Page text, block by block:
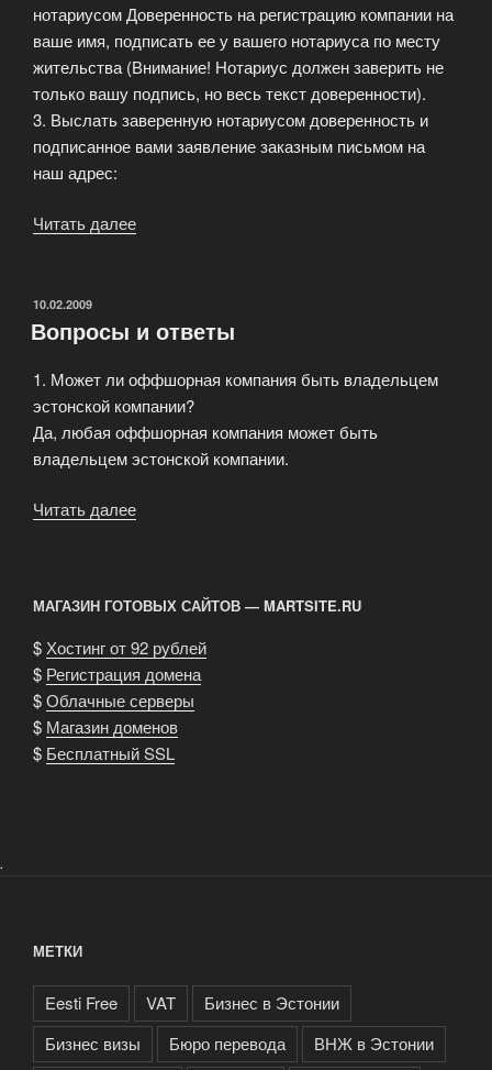
нотариусом Доверенность на регистрацию компании на
ваше имя, подписать ее у вашего нотариуса по месту
жительства (Внимание! Нотариус должен заверить не
только вашу подпись, но весь текст доверенности).
3. Выслать заверенную нотариусом доверенность и
подписанное вами заявление заказным письмом на
наш адрес:
Читать далее
целью
компании
в
Эстонии»
ОПУБЛИКОВАНО
10.02.2009
Вопросы и ответы
1. Может ли оффшорная компания быть владельцем
эстонской компании?
Да, любая оффшорная компания может быть
владельцем эстонской компании.
Читать далее
МАГАЗИН ГОТОВЫХ САЙТОВ — MARTSITE.RU
$ Хостинг от 92 рублей
$ Регистрация домена
$Облачные серверы
$ Магазин доменов
$ Бесплатный SSL
.
МЕТКИ
Eesti Free VAT
Бизнес в Эстонии
Бизнес визы
Бюро перевода
ВНЖ в Эстонии